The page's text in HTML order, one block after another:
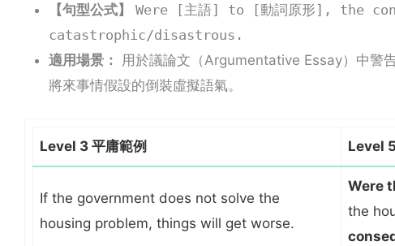
【句型公式】
Were [主語] to [動詞原形], the
catastrophic/disastrous.
適用場景：
用於議論文（Argumentative Essay）中警
將來事情假設的倒裝虛擬語氣。
Level 3 平庸範例 Level
If the government does not solve the
housing problem, things will get worse.
Were
the